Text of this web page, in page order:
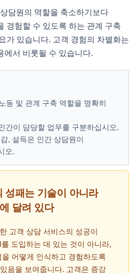
담원의 역할을 축소하기보다
경험할 수 있도록 하는 관계 구축
가 있습니다. 고객 경험의 차별화는
에서 비롯될 수 있습니다.
동 및 관계 구축 역할을 명확히
간이 담당할 업무를 구분하십시오.
, 설득은 인간 상담원이
오.
성패는 기술이 아니라
달려 있다
고객 상담 서비스의 성공이
도입하는 데 있는 것이 아니라,
어떻게 인식하고 경험하도록
음을 보여줍니다. 고객은 증강